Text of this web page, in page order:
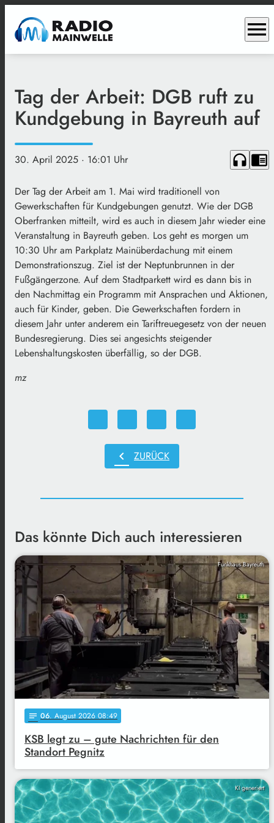
menu
Tag der Arbeit: DGB ruft zu
Kundgebung in Bayreuth auf
30. April 2025 · 16:01 Uhr headphones chrome_reader_mode
Der Tag der Arbeit am 1. Mai wird traditionell von
Gewerkschaften für Kundgebungen genutzt. Wie der DGB
Oberfranken mitteilt, wird es auch in diesem Jahr wieder eine
Veranstaltung in Bayreuth geben. Los geht es morgen um
10:30 Uhr am Parkplatz Mainüberdachung mit einem
Demonstrationszug. Ziel ist der Neptunbrunnen in der
Fußgängerzone. Auf dem Stadtparkett wird es dann bis in
den Nachmittag ein Programm mit Ansprachen und Aktionen,
auch für Kinder, geben. Die Gewerkschaften fordern in
diesem Jahr unter anderem ein Tariftreuegesetz von der neuen
Bundesregierung. Dies sei angesichts steigender
Lebenshaltungskosten überfällig, so der DGB.
mz
chevron_left ZURÜCK
Das könnte Dich auch interessieren
Funkhaus Bayreuth
notes 06. August 2026 08:49
KSB legt zu – gute Nachrichten für den
Standort Pegnitz
KI generiert